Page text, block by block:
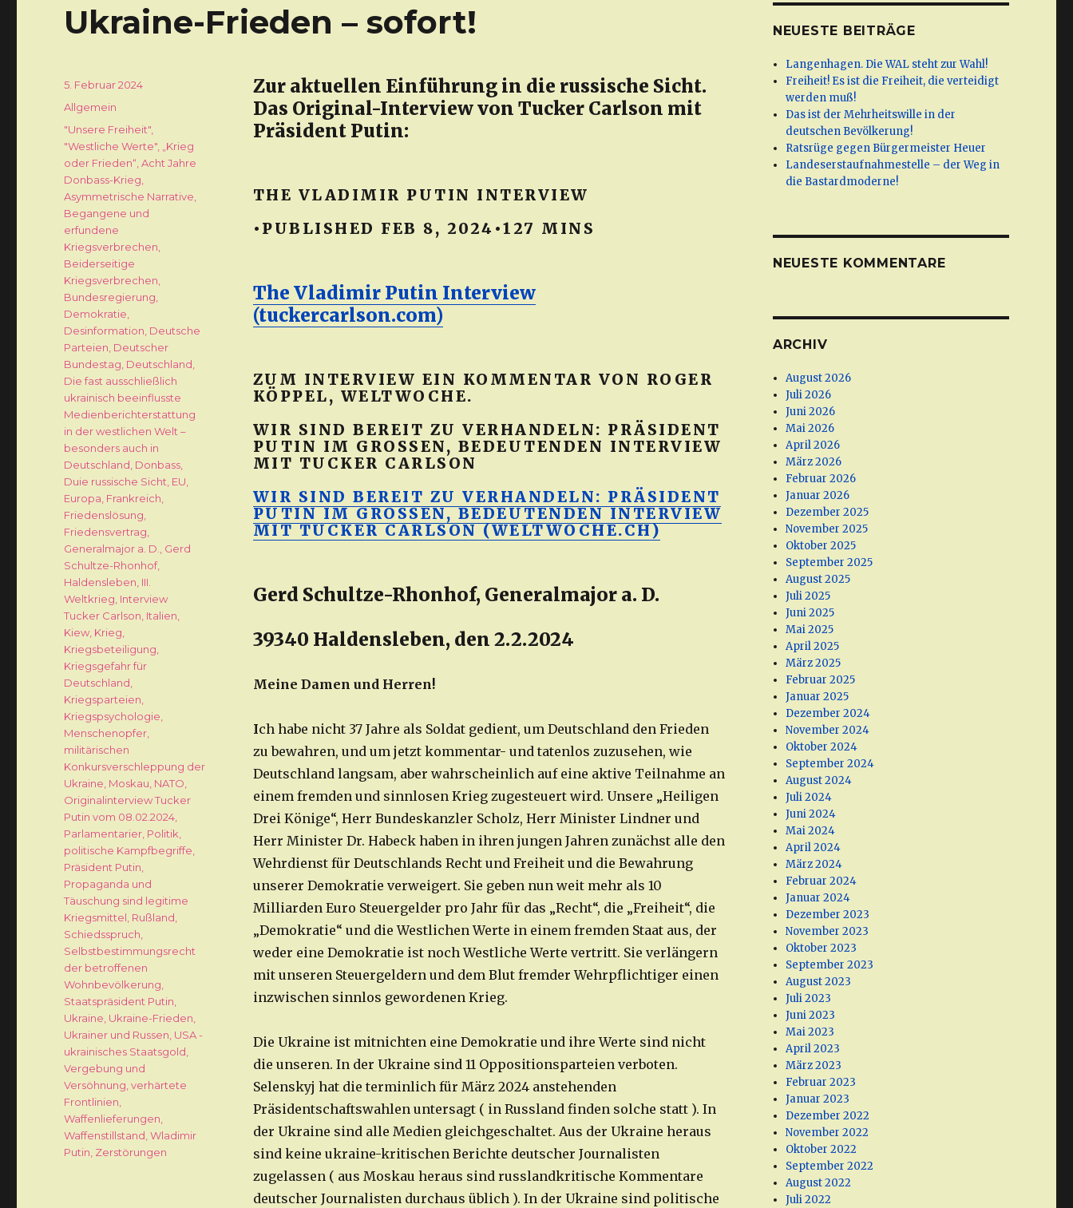
Ukraine-Frieden – sofort!
Zur aktuellen Einführung in die russische Sicht.
Das Original-Interview von Tucker Carlson mit
Präsident Putin:
THE VLADIMIR PUTIN INTERVIEW
•PUBLISHED FEB 8, 2024•127 MINS
The Vladimir Putin Interview
(tuckercarlson.com)
ZUM INTERVIEW EIN KOMMENTAR VON ROGER
KÖPPEL, WELTWOCHE.
WIR SIND BEREIT ZU VERHANDELN: PRÄSIDENT
PUTIN IM GROSSEN, BEDEUTENDEN INTERVIEW
MIT TUCKER CARLSON
WIR SIND BEREIT ZU VERHANDELN: PRÄSIDENT
PUTIN IM GROSSEN, BEDEUTENDEN INTERVIEW
MIT TUCKER CARLSON (WELTWOCHE.CH)
Gerd Schultze-Rhonhof, Generalmajor a. D.
39340 Haldensleben, den 2.2.2024
Meine Damen und Herren!
Ich habe nicht 37 Jahre als Soldat gedient, um Deutschland den Frieden
zu bewahren, und um jetzt kommentar- und tatenlos zuzusehen, wie
Deutschland langsam, aber wahrscheinlich auf eine aktive Teilnahme an
einem fremden und sinnlosen Krieg zugesteuert wird. Unsere „Heiligen
Drei Könige“, Herr Bundeskanzler Scholz, Herr Minister Lindner und
Herr Minister Dr. Habeck haben in ihren jungen Jahren zunächst alle den
Wehrdienst für Deutschlands Recht und Freiheit und die Bewahrung
unserer Demokratie verweigert. Sie geben nun weit mehr als 10
Milliarden Euro Steuergelder pro Jahr für das „Recht“, die „Freiheit“, die
„Demokratie“ und die Westlichen Werte in einem fremden Staat aus, der
weder eine Demokratie ist noch Westliche Werte vertritt. Sie verlängern
mit unseren Steuergeldern und dem Blut fremder Wehrpflichtiger einen
inzwischen sinnlos gewordenen Krieg.
Die Ukraine ist mitnichten eine Demokratie und ihre Werte sind nicht
die unseren. In der Ukraine sind 11 Oppositionsparteien verboten.
Selenskyj hat die terminlich für März 2024 anstehenden
Präsidentschaftswahlen untersagt ( in Russland finden solche statt ). In
der Ukraine sind alle Medien gleichgeschaltet. Aus der Ukraine heraus
sind keine ukraine-kritischen Berichte deutscher Journalisten
zugelassen ( aus Moskau heraus sind russlandkritische Kommentare
deutscher Journalisten durchaus üblich ). In der Ukraine sind politische
Veröffentlicht
am
5. Februar 2024
Kategorien
Allgemein
Schlagwörter
"Unsere Freiheit"
"Westliche Werte"
„Krieg
oder Frieden“ ,Acht Jahre
Donbass-Krieg
Asymmetrische Narrative
Begangene und
erfundene
Kriegsverbrechen
Beiderseitige
Kriegsverbrechen
Bundesregierung
Demokratie
Desinformation Deutsche
Parteien Deutscher
Bundestag Deutschland
Die fast ausschließlich
ukrainisch beeinflusste
Medienberichterstattung
in der westlichen Welt –
besonders auch in
Deutschland Donbass
Duie russische Sicht EU
Europa Frankreich
Friedenslösung
Friedensvertrag
Generalmajor a. D.
Gerd
Schultze-Rhonhof,
Haldensleben III.
Weltkrieg Interview
Tucker Carlson Italien
Kiew, Krieg
Kriegsbeteiligung
Kriegsgefahr für
Deutschland
Kriegsparteien
Kriegspsychologie
Menschenopfer
militärischen
Konkursverschleppung der
Ukraine Moskau NATO
Originalinterview Tucker
Putin vom 08.02.2024
Parlamentarier Politik
politische Kampfbegriffe
Präsident Putin
Propaganda und
Täuschung sind legitime
Kriegsmittel Rußland
Schiedsspruch
Selbstbestimmungsrecht
der betroffenen
Wohnbevölkerung
Staatspräsident Putin
Ukraine Ukraine-Frieden
Ukrainer und Russen USA -
ukrainisches Staatsgold
Vergebung und
Versöhnung ,verhärtete
Frontlinien
Waffenlieferungen
Waffenstillstand ,Wladimir
Putin Zerstörungen
NEUESTE BEITRÄGE
Langenhagen. Die WAL steht zur Wahl!
Freiheit! Es ist die Freiheit, die verteidigt
werden muß!
Das ist der Mehrheitswille in der
deutschen Bevölkerung!
Ratsrüge gegen Bürgermeister Heuer
Landeserstaufnahmestelle – der Weg in
die Bastardmoderne!
NEUESTE KOMMENTARE
ARCHIV
August 2026
Juli 2026
Juni 2026
Mai 2026
April 2026
März 2026
Februar 2026
Januar 2026
Dezember 2025
November 2025
Oktober 2025
September 2025
August 2025
Juli 2025
Juni 2025
Mai 2025
April 2025
März 2025
Februar 2025
Januar 2025
Dezember 2024
November 2024
Oktober 2024
September 2024
August 2024
Juli 2024
Juni 2024
Mai 2024
April 2024
März 2024
Februar 2024
Januar 2024
Dezember 2023
November 2023
Oktober 2023
September 2023
August 2023
Juli 2023
Juni 2023
Mai 2023
April 2023
März 2023
Februar 2023
Januar 2023
Dezember 2022
November 2022
Oktober 2022
September 2022
August 2022
Juli 2022